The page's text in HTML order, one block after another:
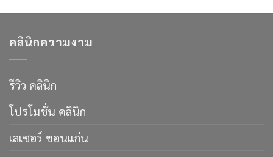
คลินิกความงาม
รีวิว คลินิก
โปรโมชั่น คลินิก
เลเซอร์ ขอนแก่น